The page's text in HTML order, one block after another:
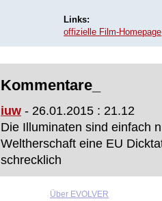
Links:
offizielle Film-Homepage
Kommentare_
iuw - 26.01.2015 : 21.12
Die Illuminaten sind einfach
Weltherschaft eine EU
schrecklich
Über EVOLVER